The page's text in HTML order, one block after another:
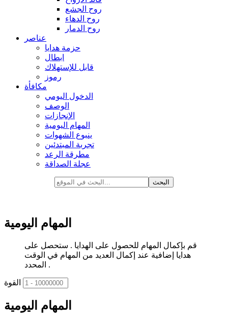
روح الجشع
روح الدهاء
روح الدمار
عناصر
حزمة هدايا
ابطال
قابل للإستهلاك
رموز
مكافأة
الدخول اليومي
الوصف
الإنجازات
المهام اليومية
ينبوع الشهوات
تجربة المبتدئين
مطرقة الرعد
عجلة الصداقة
المهام اليومية
قم بإكمال المهام للحصول على الهدايا . ستحصل على
هدايا إضافية عند إكمال العديد من المهام في الوقت
المحدد .
المهام اليومية